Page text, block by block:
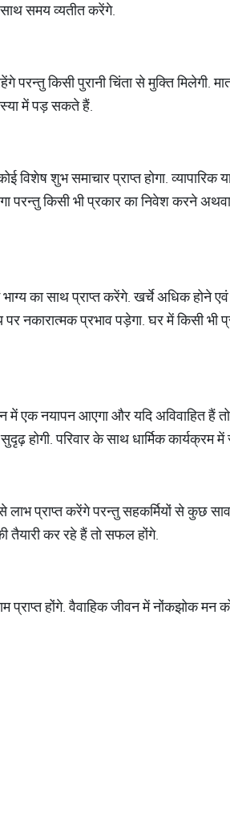
समय व्यतीत करेंगे.
किसी पुरानी चिंता से मुक्ति मिलेगी.
में पड़ सकते हैं.
विशेष शुभ समाचार प्राप्त होगा.
परन्तु किसी भी प्रकार का निवेश करने
का साथ प्राप्त करेंगे. खर्चे अधिक होने
नकारात्मक प्रभाव पड़ेगा. घर में किसी भी
में एक नयापन आएगा और यदि अविवाहित हैं
होगी. परिवार के साथ धार्मिक कार्यक्रम में
प्राप्त करेंगे परन्तु सहकर्मियों से कुछ
तैयारी कर रहे हैं तो सफल होंगे.
प्राप्त होंगे. वैवाहिक जीवन में नोंकझोक